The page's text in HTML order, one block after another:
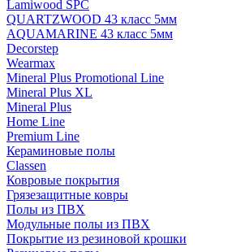
Lamiwood SPC
QUARTZWOOD 43 класс 5мм
AQUAMARINE 43 класс 5мм
Decorstep
Wearmax
Mineral Plus Promotional Line
Mineral Plus XL
Mineral Plus
Home Line
Premium Line
Кераминовые полы
Classen
Ковровые покрытия
Грязезащитные ковры
Полы из ПВХ
Модульные полы из ПВХ
Покрытие из резиновой крошки